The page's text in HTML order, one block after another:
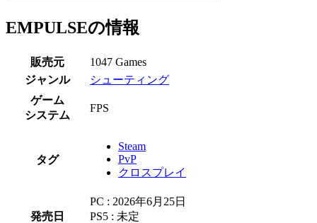
EMPULSEの情報
販売元
1047 Games
ジャンル
シューティング
ゲーム
システム
FPS
タグ
Steam
PvP
クロスプレイ
発売日
PC : 2026年6月25日
PS5 : 未定